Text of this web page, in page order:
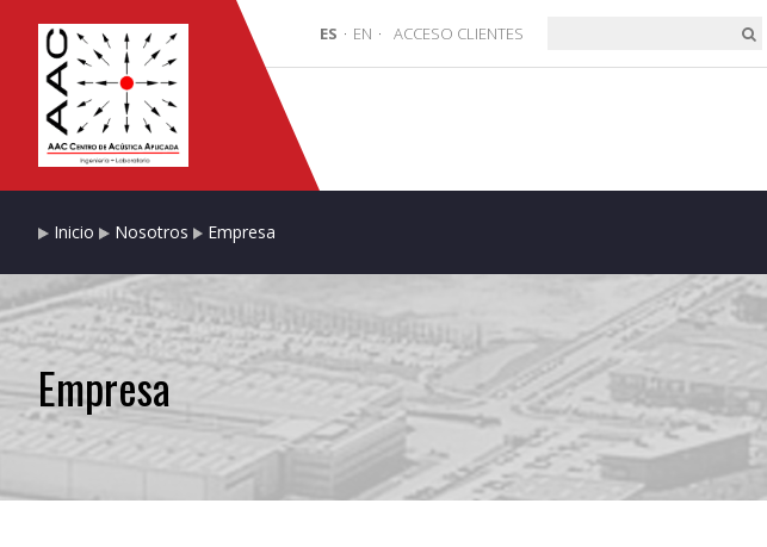
ES · EN · ACCESO CLIENTES
Inicio Nosotros Empresa
Empresa